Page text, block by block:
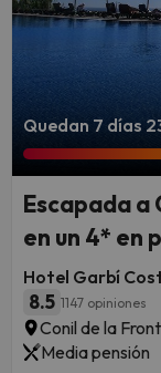
Quedan 7 días
Escapada a
en un 4* en
Hotel Garbí
8.5 1147 opiniones
Conil de la
Media pensión